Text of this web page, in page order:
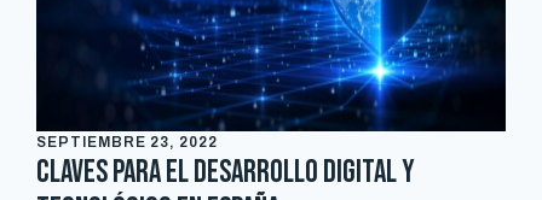
SEPTIEMBRE 23, 2022
Claves para el desarrollo digital y